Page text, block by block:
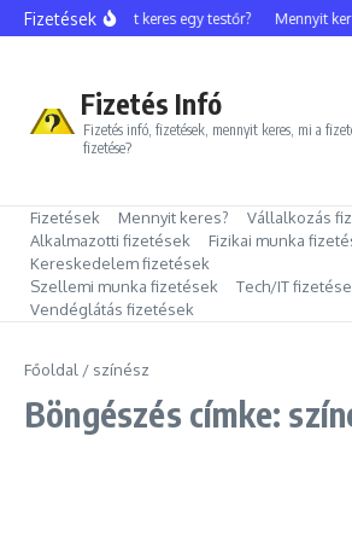
Ugrás a tartalomhoz
FizetésekMennyit keres egy testőr? Mennyit
Fizetés Infó
Fizetés infó, fizetések, mennyit keres, mi a
fizetése?
Fizetések Mennyit keres?
Vállalkozás
Alkalmazotti fizetések
Fizikai munka
Kereskedelem fizetések
Szellemi munka fizetések
Tech/IT
Vendéglátás fizetések
Főoldal / színész
Böngészés címke: